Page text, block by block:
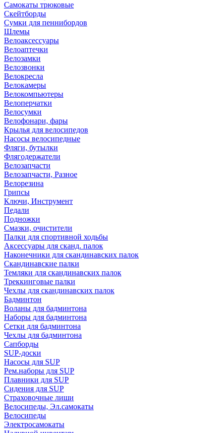
Самокаты трюковые
Скейтборды
Сумки для пеннибордов
Шлемы
Велоаксессуары
Велоаптечки
Велозамки
Велозвонки
Велокресла
Велокамеры
Велокомпьютеры
Велоперчатки
Велосумки
Велофонари, фары
Крылья для велосипедов
Насосы велосипедные
Фляги, бутылки
Флягодержатели
Велозапчасти
Велозапчасти, Разное
Велорезина
Грипсы
Ключи, Инструмент
Педали
Подножки
Смазки, очистители
Палки для спортивной ходьбы
Аксессуары для сканд. палок
Наконечники для скандинавских палок
Скандинавские палки
Темляки для скандинавских палок
Треккинговые палки
Чехлы для скандинавских палок
Бадминтон
Воланы для бадминтона
Наборы для бадминтона
Сетки для бадминтона
Чехлы для бадминтона
Сапборды
SUP-доски
Насосы для SUP
Рем.наборы для SUP
Плавники для SUP
Сидения для SUP
Страховочные лиши
Велосипеды, Эл.самокаты
Велосипеды
Электросамокаты